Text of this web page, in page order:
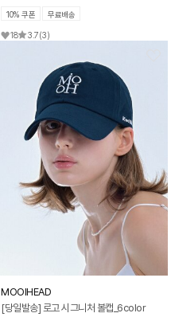
10% 쿠폰 무료배송
18 3.7(3)
MOOIHEAD
[당일발송] 로고 시그니처 볼캡_6color